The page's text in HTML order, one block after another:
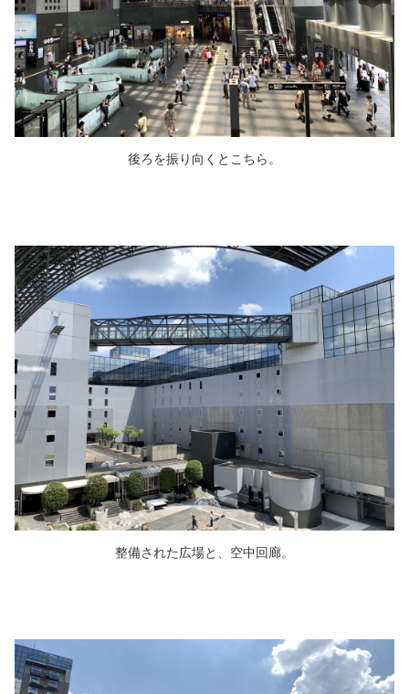
後ろを振り向くとこちら。
整備された広場と、空中回廊。